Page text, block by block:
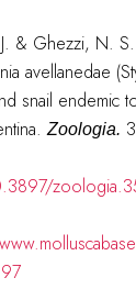
& Ghezzi, N.
avellanedae
snail endemic
Zoologia.